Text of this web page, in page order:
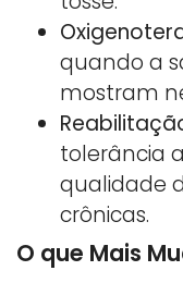
quando a
mostram
tolerância
qualidade
crônicas.
O que Mais